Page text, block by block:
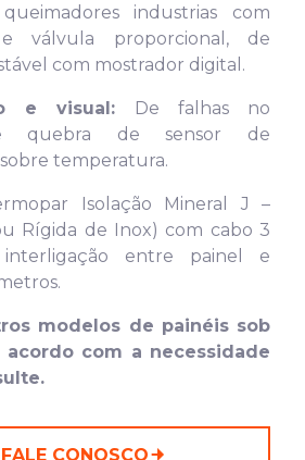
industrias com
válvula proporcional, de
com mostrador digital.
e visual:
De falhas no
quebra de sensor de
temperatura.
Isolação Mineral J –
Rígida de Inox) com cabo 3
entre painel e
modelos de painéis sob
com a necessidade
FALE CONOSCO